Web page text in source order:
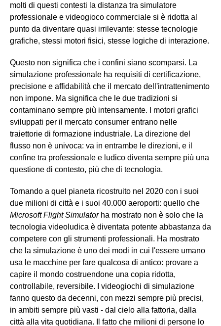
molti di questi contesti la distanza tra simulatore
professionale e videogioco commerciale si è ridotta al
punto da diventare quasi irrilevante: stesse tecnologie
grafiche, stessi motori fisici, stesse logiche di interazione.
Questo non significa che i confini siano scomparsi. La
simulazione professionale ha requisiti di certificazione,
precisione e affidabilità che il mercato dell'intrattenimento
non impone. Ma significa che le due tradizioni si
contaminano sempre più intensamente. I motori grafici
sviluppati per il mercato consumer entrano nelle
traiettorie di formazione industriale. La direzione del
flusso non è univoca: va in entrambe le direzioni, e il
confine tra professionale e ludico diventa sempre più una
questione di contesto, più che di tecnologia.
Tornando a quel pianeta ricostruito nel 2020 con i suoi
due milioni di città e i suoi 40.000 aeroporti: quello che
Microsoft Flight Simulatorha mostrato non è solo che la
tecnologia videoludica è diventata potente abbastanza da
competere con gli strumenti professionali. Ha mostrato
che la simulazione è uno dei modi in cui l'essere umano
usa le macchine per fare qualcosa di antico: provare a
capire il mondo costruendone una copia ridotta,
controllabile, reversibile. I videogiochi di simulazione
fanno questo da decenni, con mezzi sempre più precisi,
in ambiti sempre più vasti - dal cielo alla fattoria, dalla
città alla vita quotidiana. Il fatto che milioni di persone lo